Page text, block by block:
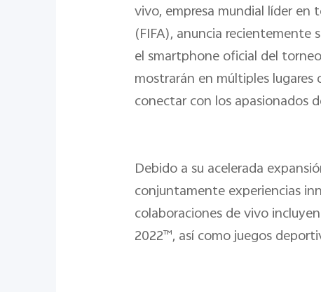
vivo, empresa mundial líder en
(FIFA), anuncia
el smartphone oficial del
mostrarán en múltiples
conectar con los apasionados
Debido a su acelerada
conjuntamente experiencias
colaboraciones de vivo
2022™, así como juegos